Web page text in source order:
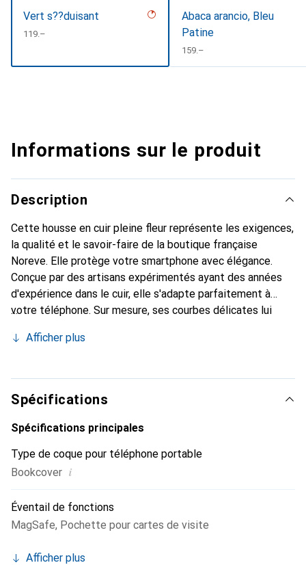
Vert s??duisant
CHF
119.–
Abaca arancio, Bleu
Patine
CHF
159.–
Informations sur le produit
Description
Cette housse en cuir pleine fleur représente les exigences,
la qualité et le savoir-faire de la boutique française
Noreve. Elle protège votre smartphone avec élégance.
Conçue par des artisans expérimentés ayant des années
d'expérience dans le cuir, elle s'adapte parfaitement à
votre téléphone. Sur mesure, ses courbes délicates lui
l'accessoire chic et indispensable pour votre smartphone.
haute qualité, la marque Noreve est un choix fiable pour
une clientèle exigeante.
Afficher plus
Spécifications
Spécifications principales
Type de coque pour téléphone portable
Bookcover i
Éventail de fonctions
MagSafe, Pochette pour cartes de visite
Afficher plus